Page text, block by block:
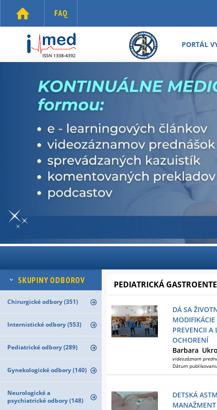
FAQ
PORTÁL
SKUPINY ODBOROV
Chirurgické odbory (351)
Internistické odbory (553)
Pediatrické odbory (289)
Gynekologické odbory (140)
Neurologické a
psychiatrické odbory (148)
PEDIATRICKÁ
DÁ SA
PREVENCII A
OCHORENÍ
Barbara
videozáznam
Dátum
DETSKÁ